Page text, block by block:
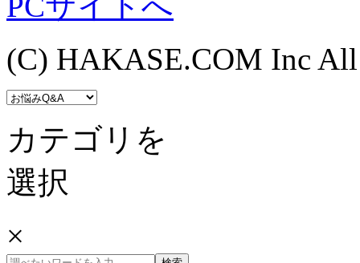
(C) HAKASE.COM Inc All
カテゴリを
選択
×